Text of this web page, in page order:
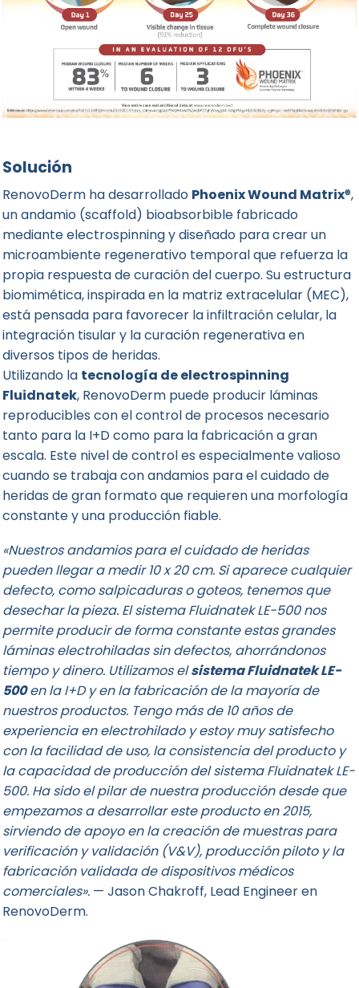
Solución
RenovoDerm ha desarrollado Phoenix Wound Matrix®,
un andamio (scaffold) bioabsorbible fabricado
mediante electrospinning y diseñado para crear un
microambiente regenerativo temporal que refuerza la
propia respuesta de curación del cuerpo. Su estructura
biomimética, inspirada en la matriz extracelular (MEC),
está pensada para favorecer la infiltración celular, la
integración tisular y la curación regenerativa en
diversos tipos de heridas.
Utilizando la tecnología de electrospinning
Fluidnatek, RenovoDerm puede producir láminas
reproducibles con el control de procesos necesario
tanto para la I+D como para la fabricación a gran
escala. Este nivel de control es especialmente valioso
cuando se trabaja con andamios para el cuidado de
heridas de gran formato que requieren una morfología
constante y una producción fiable.
«Nuestros andamios para el cuidado de heridas
pueden llegar a medir 10 x 20 cm. Si aparece cualquier
defecto, como salpicaduras o goteos, tenemos que
desechar la pieza. El sistema Fluidnatek LE-500 nos
permite producir de forma constante estas grandes
láminas electrohiladas sin defectos, ahorrándonos
tiempo y dinero. Utilizamos elsistema Fluidnatek LE-
500en la I+D y en la fabricación de la mayoría de
nuestros productos. Tengo más de 10 años de
experiencia en electrohilado y estoy muy satisfecho
con la facilidad de uso, la consistencia del producto y
la capacidad de producción del sistema Fluidnatek LE-
500. Ha sido el pilar de nuestra producción desde que
empezamos a desarrollar este producto en 2015,
sirviendo de apoyo en la creación de muestras para
verificación y validación (V&V), producción piloto y la
fabricación validada de dispositivos médicos
comerciales». — Jason Chakroff, Lead Engineer en
RenovoDerm.